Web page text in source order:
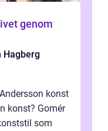
genom
Hagberg
konst
konst? Gomér
som